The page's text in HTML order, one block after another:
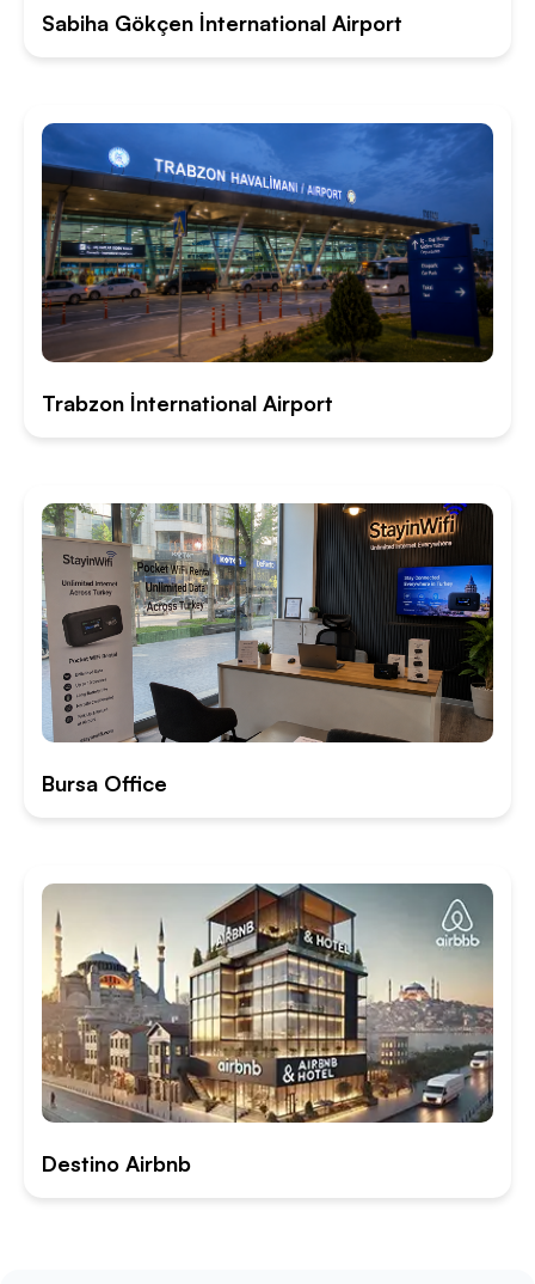
Sabiha Gökçen İnternational Airport
Trabzon İnternational Airport
Bursa Office
Destino Airbnb